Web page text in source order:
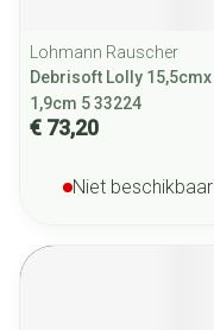
Lohmann Rauscher
Debrisoft Lolly 15,5cmx
1,9cm 5 33224
€ 73,20
Niet beschikbaar